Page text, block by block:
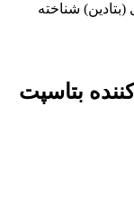
شناخته
بتاسپت